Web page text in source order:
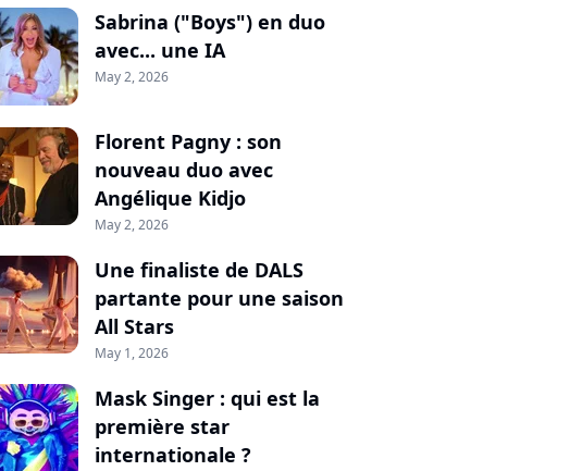
Sabrina ("Boys") en duo
avec... une IA
May 2, 2026
Florent Pagny : son
nouveau duo avec
Angélique Kidjo
May 2, 2026
Une finaliste de DALS
partante pour une saison
All Stars
May 1, 2026
Mask Singer : qui est la
première star
internationale ?